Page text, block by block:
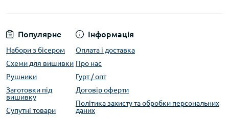
Популярне
Набори з бісером
Схеми для вишивки
Рушники
Заготовки під
вишивку
Супутні товари
Інформація
Оплата і доставка
Про нас
Гурт / опт
Договір оферти
Політика захисту та обробки персональних
даних